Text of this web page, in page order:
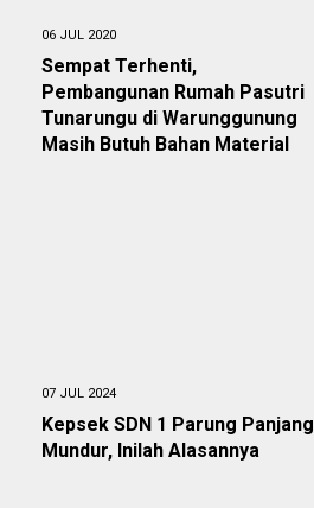
06 JUL 2020
Sempat Terhenti,
Pembangunan Rumah Pasutri
Tunarungu di Warunggunung
Masih Butuh Bahan Material
07 JUL 2024
Kepsek SDN 1 Parung Panjang
Mundur, Inilah Alasannya